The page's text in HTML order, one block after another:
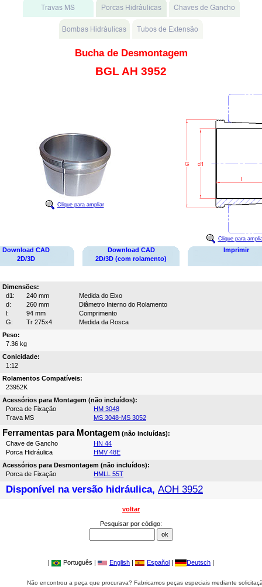
Bucha de Desmontagem
BGL AH 3952
Clique para ampliar
Clique para
Download CAD
2D/3D
Download CAD
2D/3D (com rolamento)
Imprimir
Dimensões:
d1:
240 mm
Medida do Eixo
d:
260 mm
Diâmetro Interno do Rolamento
l:
94 mm
Comprimento
G:
Tr 275x4
Medida da Rosca
Peso:
7.36 kg
Conicidade:
1:12
Rolamentos Compatíveis:
23952K
Acessórios para Montagem (não incluídos):
Porca de Fixação
HM 3048
Trava MS
MS 3048-MS 3052
Ferramentas para Montagem (não incluídas):
Chave de Gancho
HN 44
Porca Hidráulica
HMV 48E
Acessórios para Desmontagem (não incluídos):
Porca de Fixação
HMLL 55T
Disponível na versão hidráulica, AOH 3952
voltar
Pesquisar por código:
| Português | English | Español | Deutsch |
Não encontrou a peça que procurava? Fabricamos peças especiais mediante